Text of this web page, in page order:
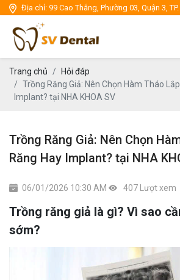
Địa chỉ: 99 Cao Thắng, Phường 03, Quận 3,
Chăm sóc răng miệng
Thẩm mỹ răng sứ
Cấy ghép Implant
Thẩm mỹ niền răng
Trang chủ
Hỏi đáp
Trồng Răng Giả: Nên Chọn Hàm Tháo
Implant? tại NHA KHOA SV
Trồng Răng Giả: Nên Chọn
Răng Hay Implant? tại NHA
06/01/2026 10:30 AM 407 Lượt xem
Trồng răng giả là gì? Vì sao
sớm?